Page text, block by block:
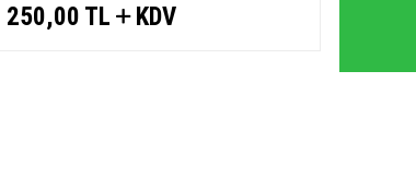
250,00 TL KDV